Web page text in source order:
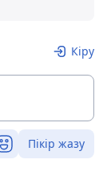
Кіру
Пікір жазу